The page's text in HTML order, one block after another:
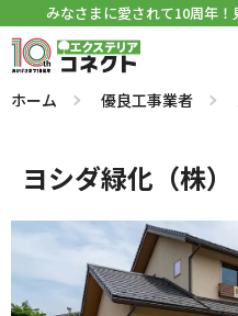
みなさまに愛されて10周年！
ホーム 優良工事業者
ヨシダ緑化（株）